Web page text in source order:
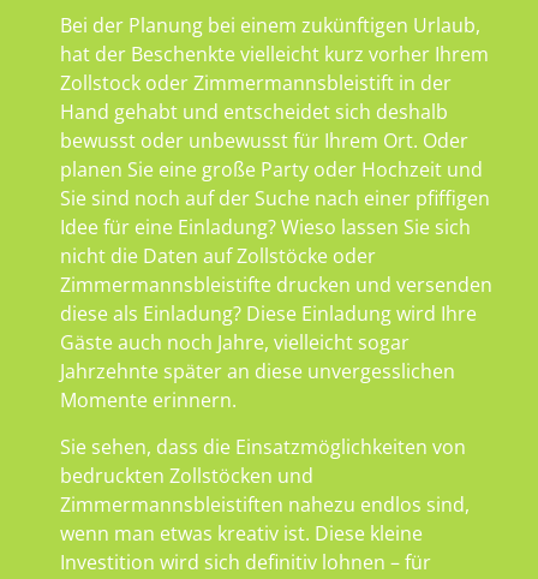
Bei der Planung bei einem zukünftigen Urlaub,
hat der Beschenkte vielleicht kurz vorher Ihrem
Zollstock oder Zimmermannsbleistift in der
Hand gehabt und entscheidet sich deshalb
bewusst oder unbewusst für Ihrem Ort. Oder
planen Sie eine große Party oder Hochzeit und
Sie sind noch auf der Suche nach einer pfiffigen
Idee für eine Einladung? Wieso lassen Sie sich
nicht die Daten auf Zollstöcke oder
Zimmermannsbleistifte drucken und versenden
diese als Einladung? Diese Einladung wird Ihre
Gäste auch noch Jahre, vielleicht sogar
Jahrzehnte später an diese unvergesslichen
Momente erinnern.
Sie sehen, dass die Einsatzmöglichkeiten von
bedruckten Zollstöcken und
Zimmermannsbleistiften nahezu endlos sind,
wenn man etwas kreativ ist. Diese kleine
Investition wird sich definitiv lohnen – für